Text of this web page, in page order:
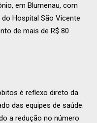
em Blumenau, com
Hospital São Vicente
de mais de R$ 80
é reflexo direto da
das equipes de saúde.
a redução no número